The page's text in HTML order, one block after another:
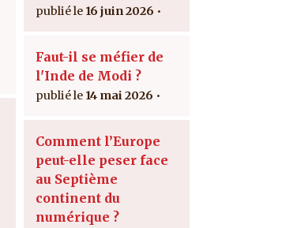
16 juin 2026
Faut-il se méfier de
l'Inde de Modi ?
14 mai 2026
Comment l’Europe
peut-elle peser face
au Septième
continent du
numérique ?